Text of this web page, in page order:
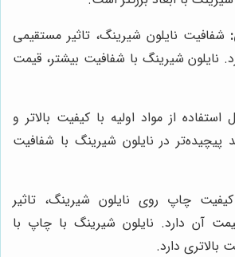
شفافیت نایلون شیرینگ، تاثیر مستقیمی
نایلون شیرینگ با شفافیت بیشتر، قیمت
استفاده از مواد اولیه با کیفیت بالاتر و
پیچیده‌تر در نایلون شیرینگ با شفافیت
کیفیت چاپ روی نایلون شیرینگ، تاثیر
آن دارد. نایلون شیرینگ با چاپ با
بالاتری دارد.